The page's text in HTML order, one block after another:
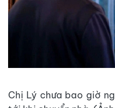
Chị Lý chưa bao giờ